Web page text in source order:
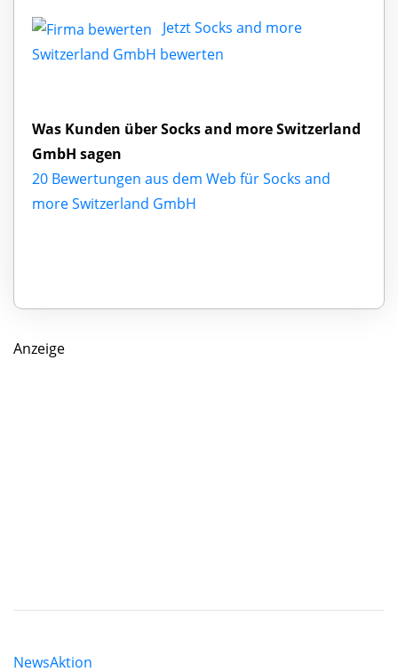
Jetzt Socks and more
Switzerland GmbH bewerten
Was Kunden über Socks and more Switzerland
GmbH sagen
20 Bewertungen aus dem Web für Socks and
more Switzerland GmbH
Anzeige
NewsAktion